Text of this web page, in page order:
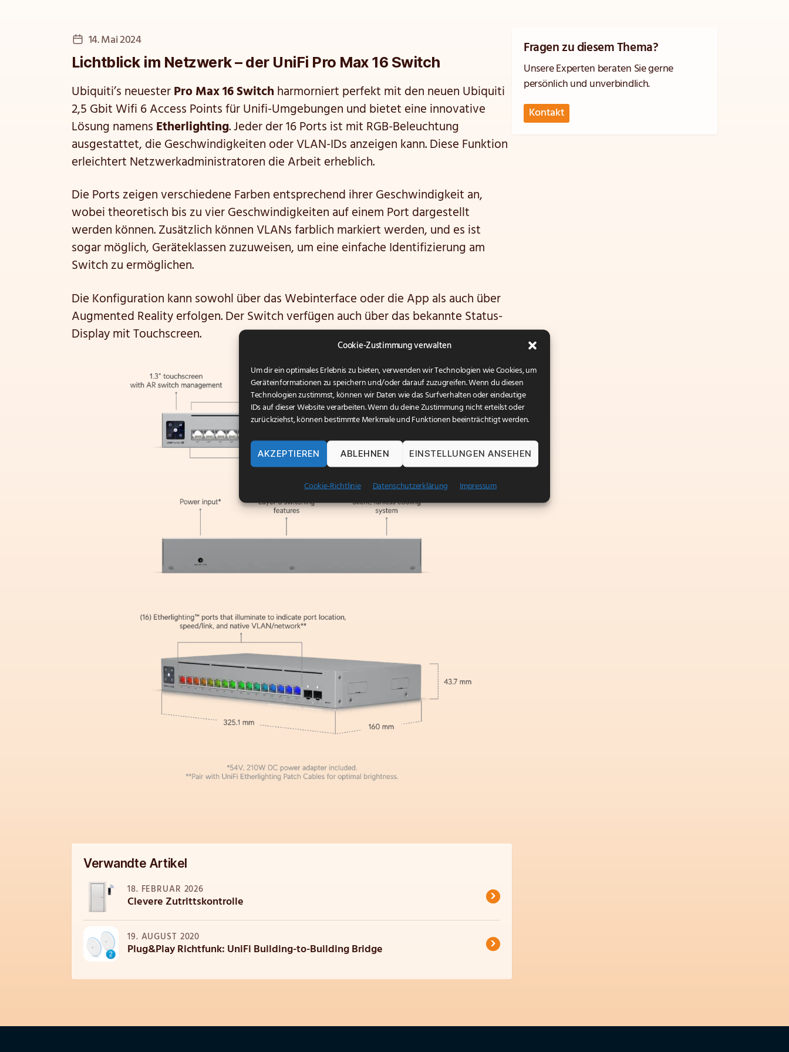
Cookie-Zustimmung verwalten
Um dir ein optimales Erlebnis zu bieten, verwenden wir Technologien wie Cookies, um
Geräteinformationen zu speichern und/oder darauf zuzugreifen. Wenn du diesen
Technologien zustimmst, können wir Daten wie das Surfverhalten oder eindeutige
IDs auf dieser Website verarbeiten. Wenn du deine Zustimmung nicht erteilst oder
zurückziehst, können bestimmte Merkmale und Funktionen beeinträchtigt werden.
AKZEPTIEREN ABLEHNEN EINSTELLUNGEN ANSEHEN
Cookie-Richtlinie Datenschutzerklärung Impressum
Veröffentlichungsdatum
14. Mai 2024
Lichtblick im Netzwerk – der UniFi Pro Max 16 Switch
Ubiquiti’s neuesterPro Max 16 Switch harmorniert perfekt mit den neuen Ubiquiti
2,5 Gbit Wifi 6 Access Points für Unifi-Umgebungen und bietet eine innovative
Lösung namens Etherlighting. Jeder der 16 Ports ist mit RGB-Beleuchtung
ausgestattet, die Geschwindigkeiten oder VLAN-IDs anzeigen kann. Diese Funktion
erleichtert Netzwerkadministratoren die Arbeit erheblich.
Die Ports zeigen verschiedene Farben entsprechend ihrer Geschwindigkeit an,
wobei theoretisch bis zu vier Geschwindigkeiten auf einem Port dargestellt
werden können. Zusätzlich können VLANs farblich markiert werden, und es ist
sogar möglich, Geräteklassen zuzuweisen, um eine einfache Identifizierung am
Switch zu ermöglichen.
Die Konfiguration kann sowohl über das Webinterface oder die App als auch über
Augmented Reality erfolgen. Der Switch verfügen auch über das bekannte Status-
Display mit Touchscreen.
Verwandte Artikel
18. FEBRUAR 2026
Clevere Zutrittskontrolle ›
19. AUGUST 2020
Plug&Play Richtfunk: UniFi Building-to-Building Bridge ›
Fragen zu diesem Thema?
Unsere Experten beraten Sie gerne
persönlich und unverbindlich.
Kontakt